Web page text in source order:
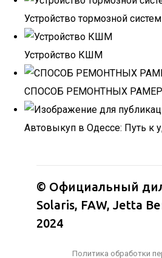
Устройство тормозной
Устройство КШМ
СПОСОБ РЕМОНТНЫХ
Автовыкуп в Одессе: Путь к
© Официальный
Solaris, FAW, Jetta
2024
Политика обработки